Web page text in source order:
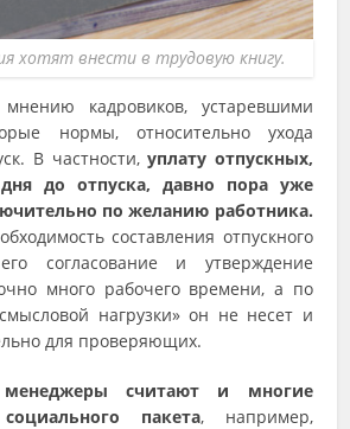
хотят внести в трудовую книгу.
кадровиков, устаревшими
нормы, относительно ухода
В частности,уплату отпускных,
до отпуска, давно пора уже
по желанию работника.
составления отпускного
согласование и утверждение
много рабочего времени, а по
нагрузки» он не несет и
для проверяющих.
считают и многие
пакета, например,